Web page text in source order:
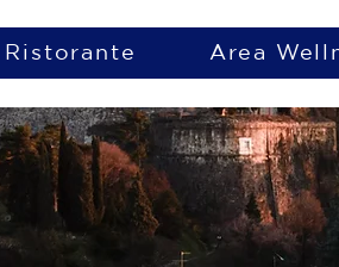
Ristorante Area